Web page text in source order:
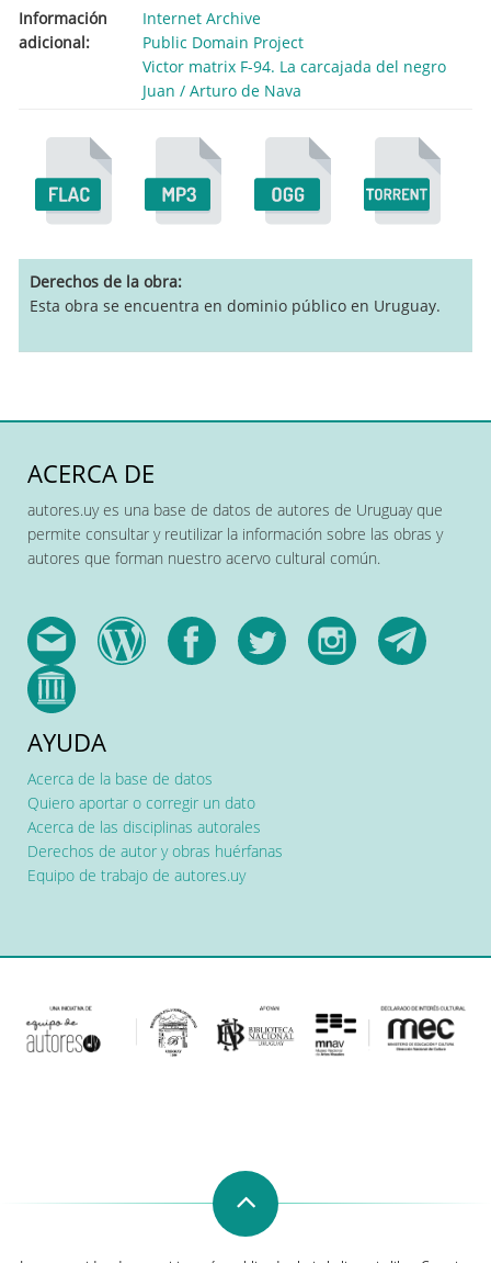
Play /
pause
Carcajada del Negro Juan
Información
adicional
Internet Archive
Public Domain Project
Victor matrix F-94. La carcajada del negro
Juan / Arturo de Nava
Derechos de la obra
Esta obra se encuentra en dominio público en Uruguay.
ACERCA DE
autores.uy es una base de datos de autores de Uruguay que
permite consultar y reutilizar la información sobre las obras y
autores que forman nuestro acervo cultural común.
AYUDA
Acerca de la base de datos
Quiero aportar o corregir un dato
Acerca de las disciplinas autorales
Derechos de autor y obras huérfanas
Equipo de trabajo de autores.uy